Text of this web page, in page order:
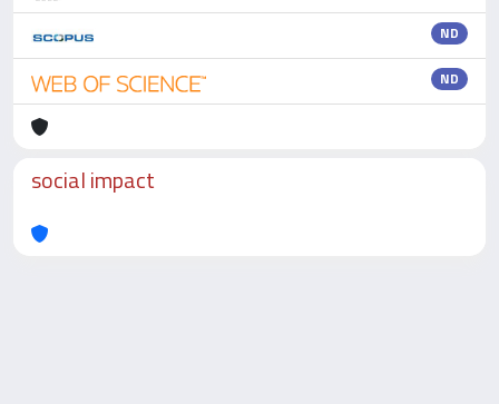
ND
ND
social impact